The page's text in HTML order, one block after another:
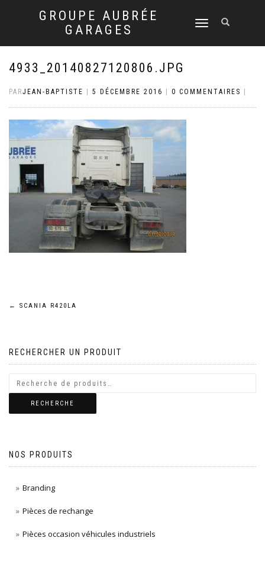
GROUPE AUBRÉE
GARAGES
DÉPLIER
NAVIGATION
4933_20140827120806.JPG
PARJEAN-BAPTISTE 5 DÉCEMBRE 2016 0 COMMENTAIRES
Navigation
l’article
← SCANIA R420LA
RECHERCHER UN PRODUIT
RECHERCHE
NOS PRODUITS
Branding
Pièces de rechange
Pièces occasion véhicules industriels